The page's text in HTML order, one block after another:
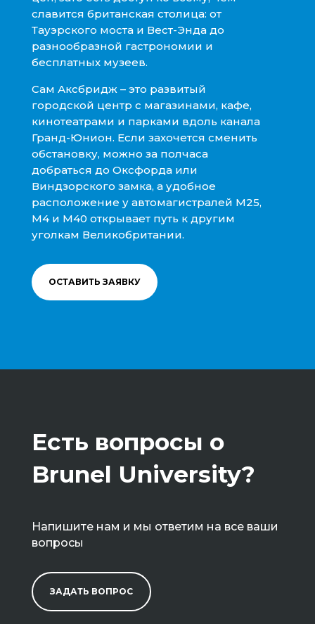
славится британская столица: от
Тауэрского моста и Вест-Энда до
разнообразной гастрономии и
бесплатных музеев.
Сам Аксбридж – это развитый
городской центр с магазинами, кафе,
кинотеатрами и парками вдоль канала
Гранд-Юнион. Если захочется сменить
обстановку, можно за полчаса
добраться до Оксфорда или
Виндзорского замка, а удобное
расположение у автомагистралей M25,
M4 и M40 открывает путь к другим
уголкам Великобритании.
ОСТАВИТЬ ЗАЯВКУ
Есть вопросы о
Brunel University?
Напишите нам и мы ответим на все ваши
вопросы
ЗАДАТЬ ВОПРОС